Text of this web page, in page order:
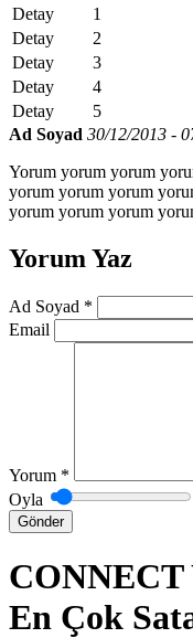
Detay
1
Detay
2
Detay
3
Detay
4
Detay
5
Ad Soyad 30/12/2013 -
Yorum yorum yorum
yorum yorum yorum
yorum yorum yorum
Yorum Yaz
Ad Soyad *
Email
Yorum *
Oyla
Gönder
En Çok